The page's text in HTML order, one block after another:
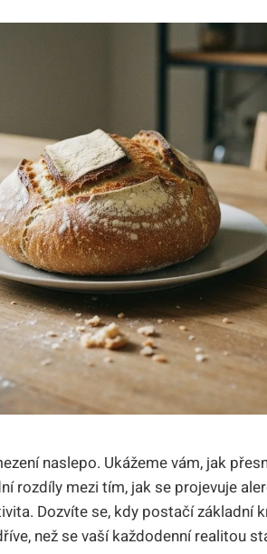
naslepo. Ukážeme vám, jak
rozdíly mezi tím, jak se projevuje
Dozvíte se, kdy postačí základní
než se vaší každodenní realitou